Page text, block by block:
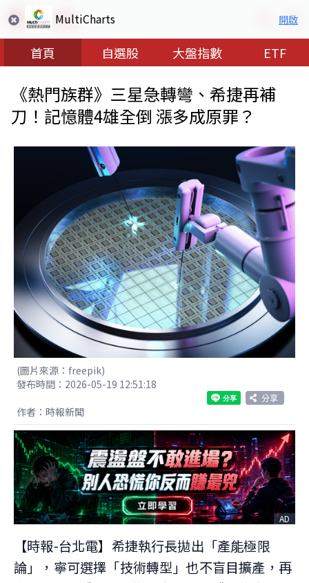
MultiCharts 開啟
首頁 自選股 大盤指數 ETF
《熱門族群》三星急轉彎、希捷再補
刀！記憶體4雄全倒 漲多成原罪？
(圖片來源：freepik)
發布時間：2026-05-19 12:51:18
分享
作者：時報新聞
AD
【時報-台北電】希捷執行長拋出「產能極限
論」，寧可選擇「技術轉型」也不盲目擴產，再